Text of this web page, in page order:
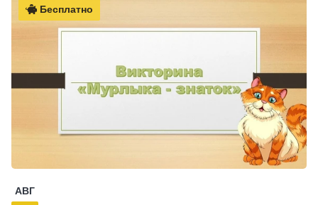
Бесплатно
АВГ